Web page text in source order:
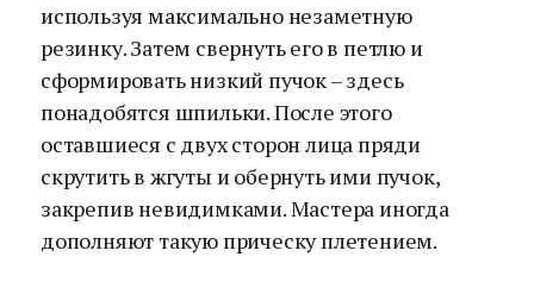
используя максимально незаметную
резинку. Затем свернуть его в петлю и
сформировать низкий пучок – здесь
понадобятся шпильки. После этого
оставшиеся с двух сторон лица пряди
скрутить в жгуты и обернуть ими пучок,
закрепив невидимками. Мастера иногда
дополняют такую прическу плетением.